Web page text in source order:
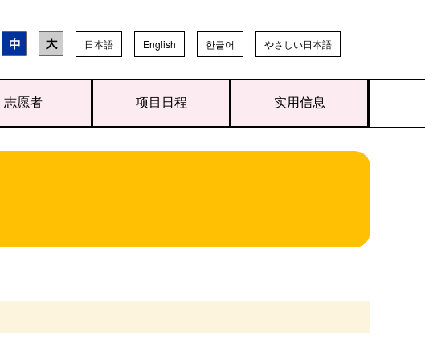
日本語 English 한글어 やさしい日本語
志愿者 项目日程 实用信息